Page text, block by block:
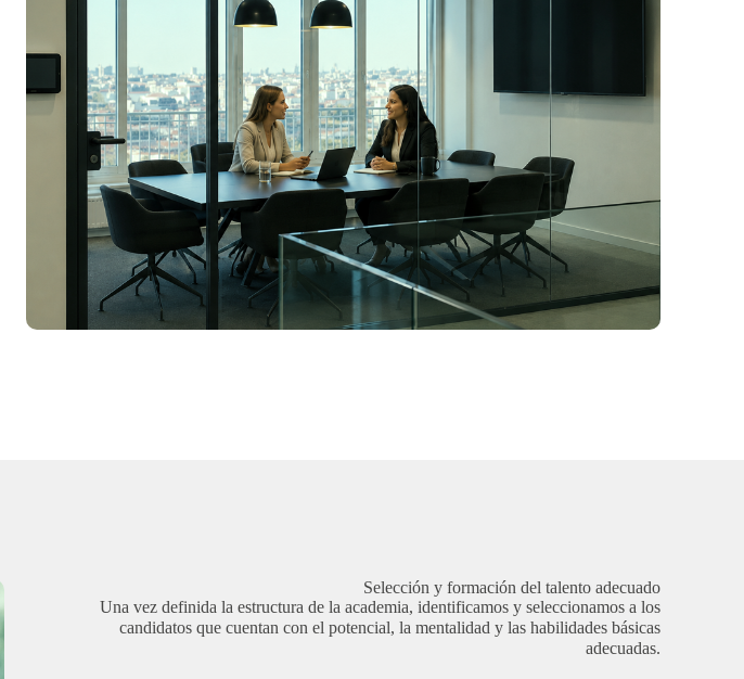
Selección y formación del talento adecuado
Una vez definida la estructura de la academia, identificamos y seleccionamos a los
candidatos que cuentan con el potencial, la mentalidad y las habilidades básicas
adecuadas.